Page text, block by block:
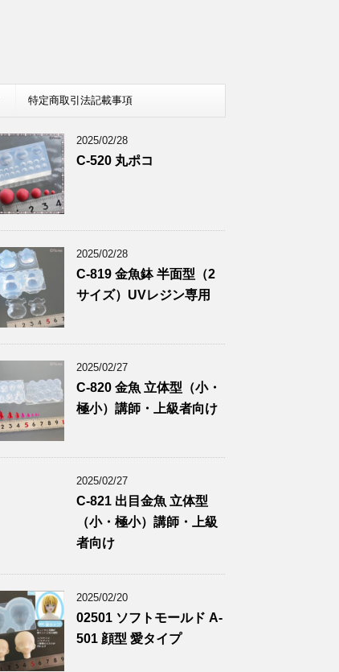
特定商取引法記載事項
2025/02/28
C-520 丸ポコ
2025/02/28
C-819 金魚鉢 半面型（2
サイズ）UVレジン専用
2025/02/27
C-820 金魚 立体型（小・
極小）講師・上級者向け
2025/02/27
C-821 出目金魚 立体型
（小・極小）講師・上級
者向け
2025/02/20
02501 ソフトモールド A-
501 顔型 愛タイプ